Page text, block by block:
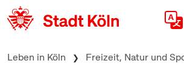
zum Inhalt springen
Leben in Köln Freizeit, Natur und